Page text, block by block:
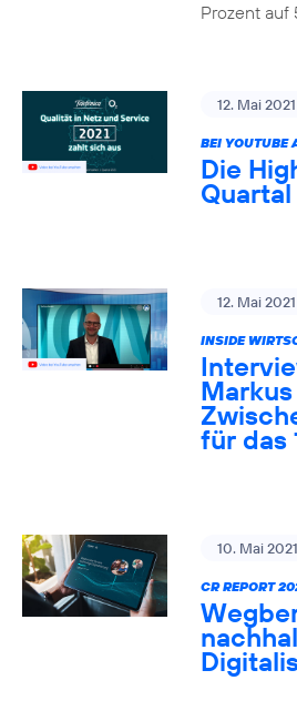
Prozent auf
12. Mai 2021
BEI YOUTUBE
Die
Quartal
12. Mai 2021
INSIDE
für das
10. Mai 2021
CR REPORT